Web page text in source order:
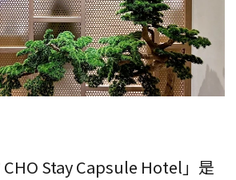
CHO Stay Capsule Hotel」是